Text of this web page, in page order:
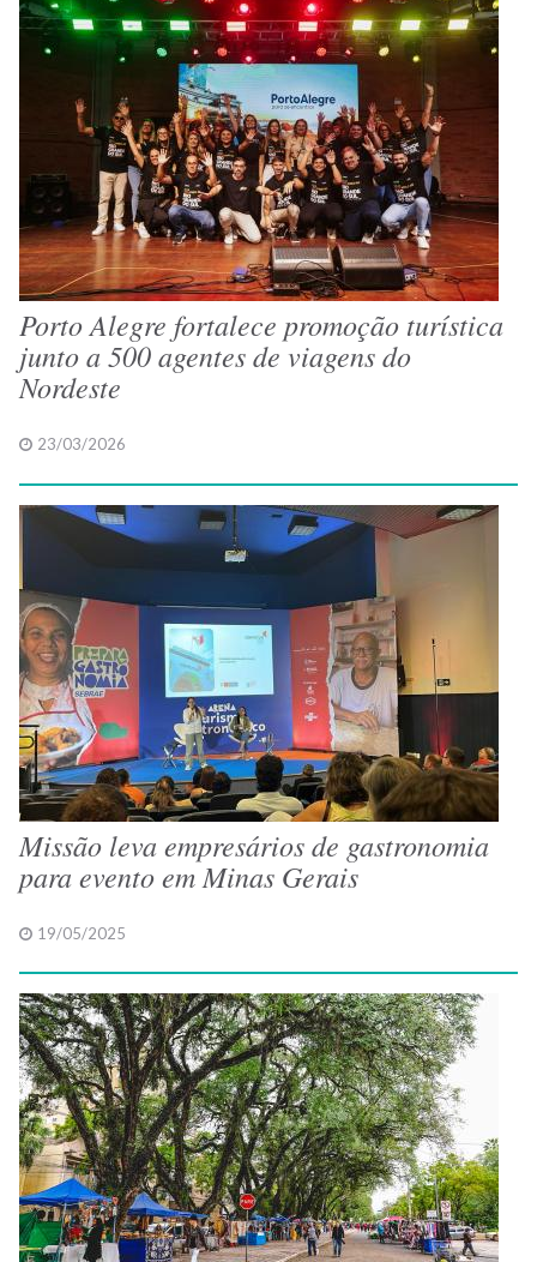
Porto Alegre fortalece promoção turística
junto a 500 agentes de viagens do
Nordeste
23/03/2026
Missão leva empresários de gastronomia
para evento em Minas Gerais
19/05/2025